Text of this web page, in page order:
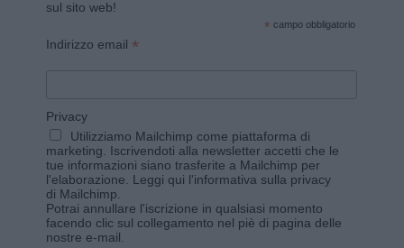
sul sito web!
* campo obbligatorio
Indirizzo email *
Privacy
Utilizziamo Mailchimp come piattaforma di
marketing. Iscrivendoti alla newsletter accetti che le
tue informazioni siano trasferite a Mailchimp per
l'elaborazione. Leggi qui l'informativa sulla privacy
di Mailchimp
Potrai annullare l'iscrizione in qualsiasi momento
facendo clic sul collegamento nel piè di pagina delle
nostre e-mail.